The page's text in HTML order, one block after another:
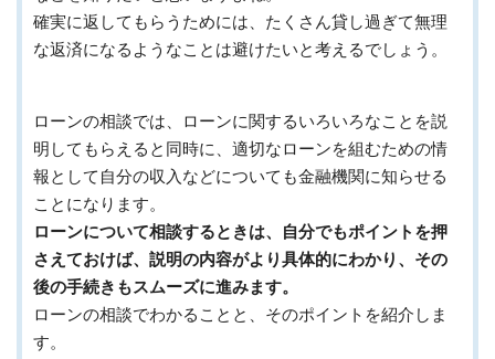
確実に返してもらうためには、たくさん貸し過ぎて無理
な返済になるようなことは避けたいと考えるでしょう。
ローンの相談では、ローンに関するいろいろなことを説
明してもらえると同時に、適切なローンを組むための情
報として自分の収入などについても金融機関に知らせる
ことになります。
ローンについて相談するときは、自分でもポイントを押
さえておけば、説明の内容がより具体的にわかり、その
後の手続きもスムーズに進みます。
ローンの相談でわかることと、そのポイントを紹介しま
す。